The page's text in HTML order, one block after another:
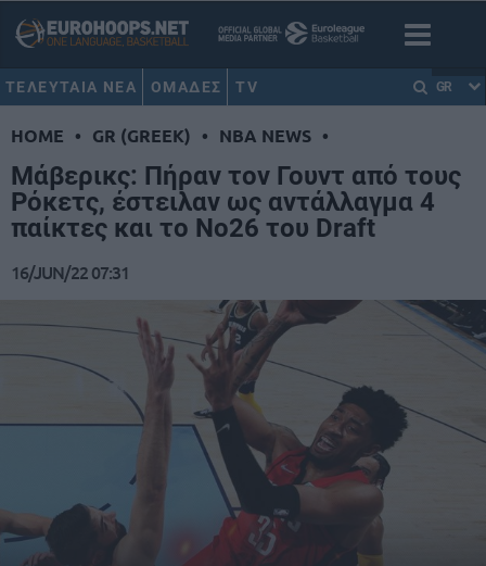
ΤΕΛΕΥΤΑΙΑ ΝΕΑ ΟΜΑΔΕΣ TV GR
HOME • GR (GREEK) • NBA NEWS •
Μάβερικς: Πήραν τον Γουντ από τους
Ρόκετς, έστειλαν ως αντάλλαγμα 4
παίκτες και το Νο26 του Draft
16/JUN/22 07:31